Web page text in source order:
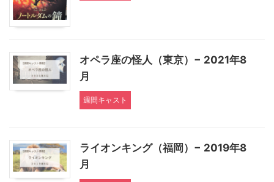
オペラ座の怪人（東京）− 2021年8
月
週間キャスト
ライオンキング（福岡）− 2019年8
月